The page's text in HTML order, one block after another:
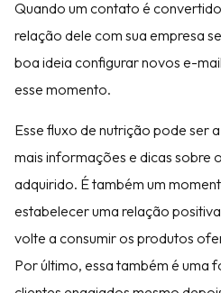
Quando um contato é
relação dele com sua empresa
boa ideia configurar novos e-
esse momento.
Esse fluxo de nutrição pode ser
mais informações e dicas sobre
adquirido. É também um
estabelecer uma relação
volte a consumir os produtos
Por último, essa também é uma